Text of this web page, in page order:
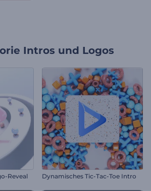
Intros und Logos
Reveal Dynamisches Tic-Tac-Toe Intro